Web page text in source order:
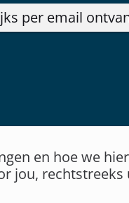
per email
en hoe we
jou, rechtstreeks